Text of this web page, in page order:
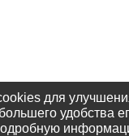
для
удобства